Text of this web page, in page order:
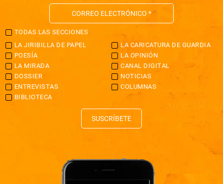
TODAS LAS SECCIONES
LA JIRIBILLA DE PAPEL
LA CARICATURA DE GUARDIA
POESÍA
LA OPINIÓN
LA MIRADA
CANAL DIGITAL
DOSSIER
NOTICIAS
ENTREVISTAS
COLUMNAS
BIBLIOTECA
SUSCRÍBETE